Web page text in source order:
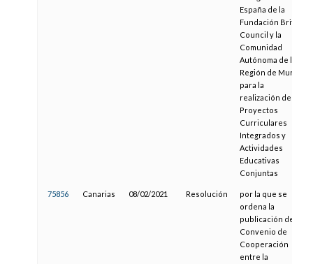
España de la
Fundación British
Council y la
Comunidad
Autónoma de la
Región de Murcia,
para la
realización de
Proyectos
Curriculares
Integrados y
Actividades
Educativas
Conjuntas
75856 Canarias 08/02/2021 Resolución
por la que se
ordena la
publicación del
Convenio de
Cooperación
entre la